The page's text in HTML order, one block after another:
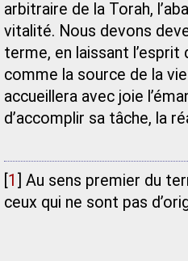
arbitraire de la Torah,
vitalité. Nous devons
terme, en laissant
comme la source de la
accueillera avec joie
d’accomplir sa tâche, la
1
Au sens premier du
ceux qui ne sont pas